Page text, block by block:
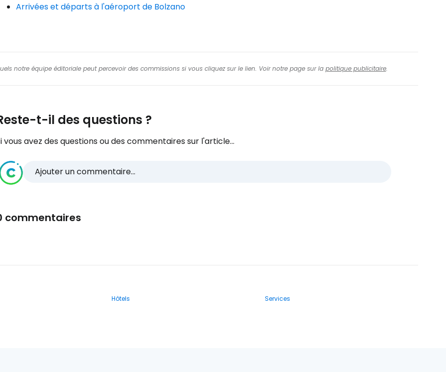
Arrivées et départs à l'aéroport de Bolzano
notre équipe éditoriale peut percevoir des commissions si vous cliquez sur le lien. Voir notre page sur la politique publicitaire.
t-il des questions ?
vous avez des questions ou des commentaires sur l'article...
Ajouter un commentaire...
commentaires
Hôtels Services